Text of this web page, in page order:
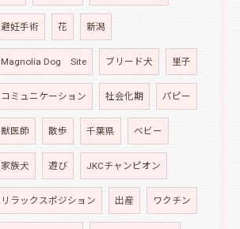
避妊手術 花 新潟
Magnolia Dog Site ブリード犬 里子
コミュニケーション 社会化期 パピー
獣医師 散歩 千葉県 ベビー
家族犬 遊び JKCチャンピオン
リラックスポジション 出産 ワクチン